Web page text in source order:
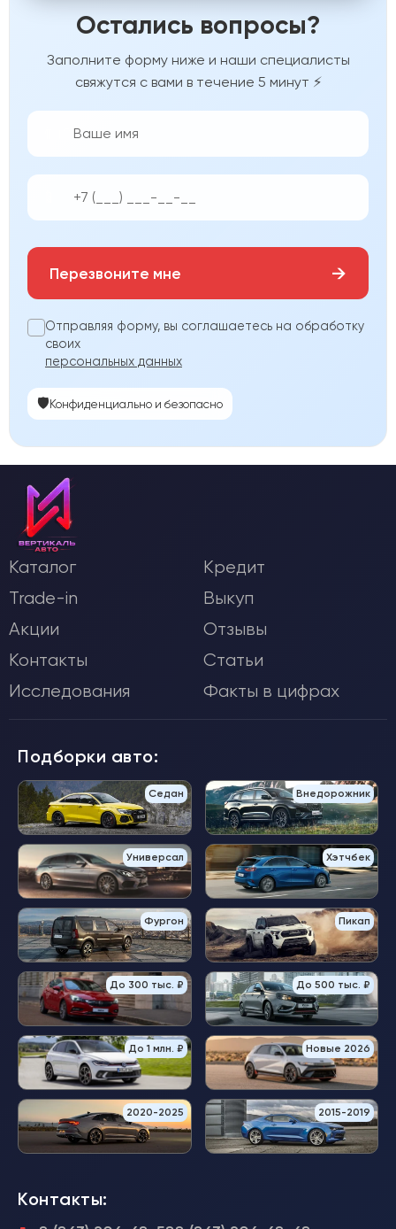
Остались вопросы?
Заполните форму ниже и наши специалисты
свяжутся с вами в течение 5 минут ⚡
Перезвоните мне →
Отправляя форму, вы соглашаетесь на обработку
своих
персональных данных
🛡️Конфиденциально и безопасно
Каталог
Кредит
Trade-in
Выкуп
Акции
Отзывы
Контакты
Статьи
Исследования
Факты в цифрах
Подборки авто:
Седан Внедорожник
Универсал Хэтчбек
Фургон Пикап
До 300 тыс. ₽ До 500 тыс. ₽
До 1 млн. ₽ Новые 2026
2020-2025 2015-2019
Контакты: